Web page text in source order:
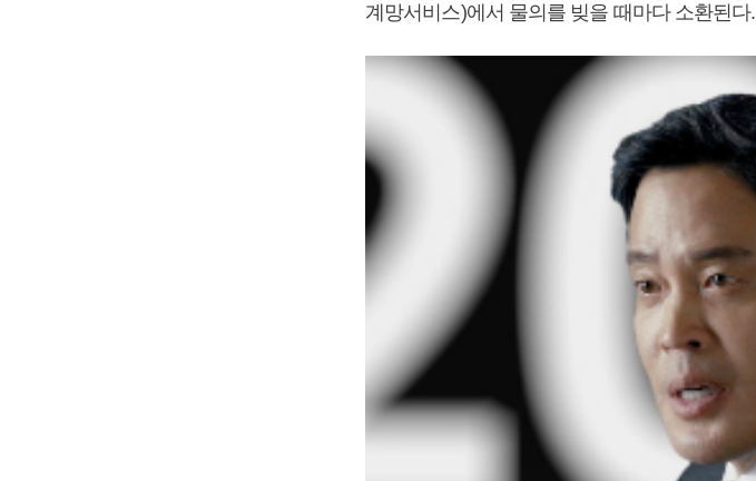
계망서비스)에서 물의를 빚을 때마다 소환된다.